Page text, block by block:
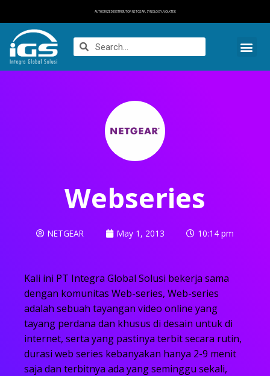
AUTHORIZED DISTRIBUTOR NETGEAR, SYNOLOGY, VOLKTEK
Webseries
NETGEAR May 1, 2013 10:14 pm
Kali ini PT Integra Global Solusi bekerja sama
dengan komunitas Web-series, Web-series
adalah sebuah tayangan video online yang
tayang perdana dan khusus di desain untuk di
internet, serta yang pastinya terbit secara rutin,
durasi web series kebanyakan hanya 2-9 menit
saja dan terbitnya ada yang seminggu sekali,